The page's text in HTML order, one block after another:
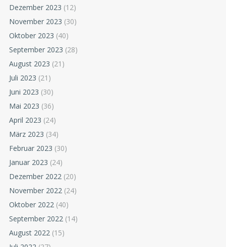
Dezember 2023 (12)
November 2023 (30)
Oktober 2023 (40)
September 2023 (28)
August 2023 (21)
Juli 2023 (21)
Juni 2023 (30)
Mai 2023 (36)
April 2023 (24)
März 2023 (34)
Februar 2023 (30)
Januar 2023 (24)
Dezember 2022 (20)
November 2022 (24)
Oktober 2022 (40)
September 2022 (14)
August 2022 (15)